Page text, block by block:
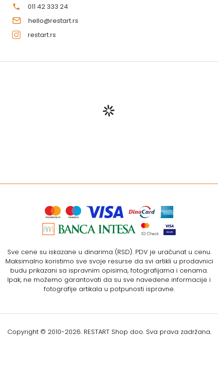
011 42 333 24
hello@restart.rs
restart.rs
Sve cene su iskazane u dinarima (RSD). PDV je uračunat u cenu.
Maksimalno koristimo sve svoje resurse da svi artikli u prodavnici
budu prikazani sa ispravnim opisima, fotografijama i cenama.
Ipak, ne možemo garantovati da su sve navedene informacije i
fotografije artikala u potpunosti ispravne.
Copyright © 2010-2026. RESTART Shop doo. Sva prava zadržana.